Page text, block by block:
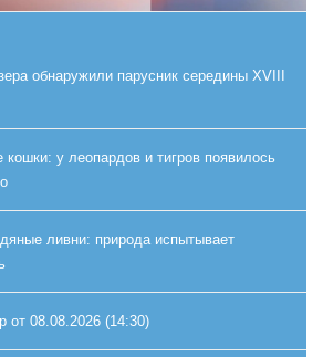
обнаружили парусник середины XVIII
кошки: у леопардов и тигров появилось
ливни: природа испытывает
от 08.08.2026 (14:30)